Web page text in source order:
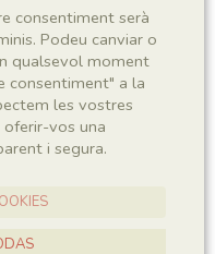
consentiment serà
Podeu canviar o
qualsevol moment
consentiment" a la
les vostres
vos una
i segura.